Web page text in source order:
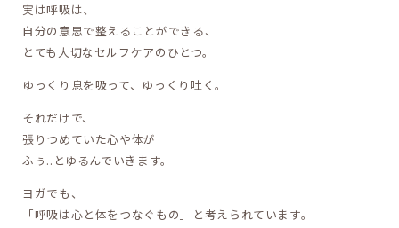
実は呼吸は、
自分の意思で整えることができる、
とても大切なセルフケアのひとつ。
ゆっくり息を吸って、ゆっくり吐く。
それだけで、
張りつめていた心や体が
ふぅ..とゆるんでいきます。
ヨガでも、
「呼吸は心と体をつなぐもの」と考えられています。